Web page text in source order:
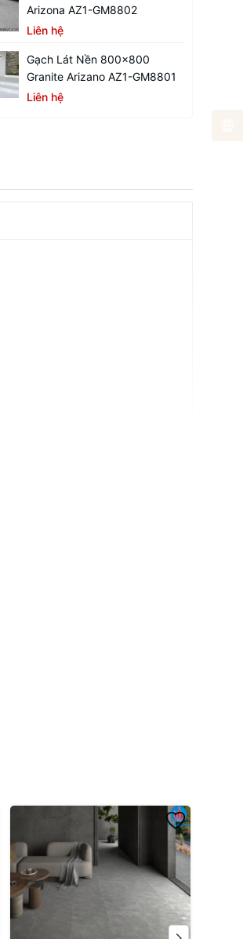
Arizona AZ1-GM8802
Liên hệ
Gạch Lát Nền 800x800
Granite Arizano AZ1-GM8801
Liên hệ